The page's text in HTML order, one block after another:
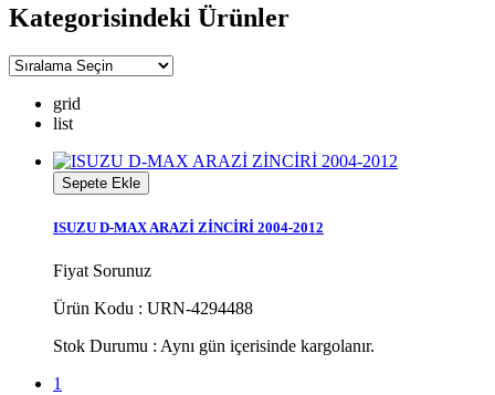
Kategorisindeki Ürünler
grid
list
Sepete Ekle
ISUZU D-MAX ARAZİ ZİNCİRİ 2004-2012
Fiyat Sorunuz
Ürün Kodu : URN-4294488
Stok Durumu : Aynı gün içerisinde kargolanır.
1